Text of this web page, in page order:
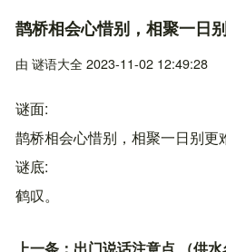
鹊桥相会心惜别，相聚一日
由 谜语大全2023-11-02 12:49:28
谜面
鹊桥相会心惜别，相聚一日别更
谜底
鹤叹。